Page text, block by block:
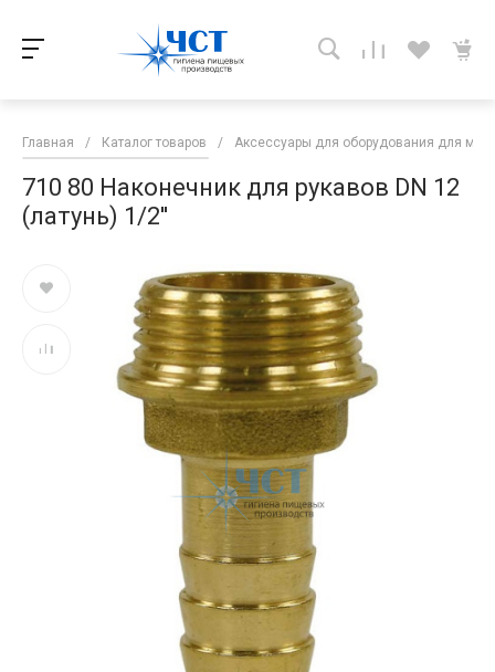
Главная / Каталог товаров / Аксессуары для оборудования для
710 80 Наконечник для рукавов DN 12
(латунь) 1/2''